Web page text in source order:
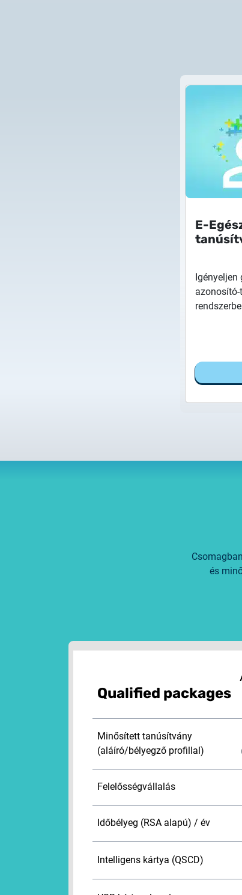
E-
Igényeljen
és
Qualified packages
Minősített tanúsítvány
(aláíró/bélyegző profillal)
Felelősségvállalás
Időbélyeg (RSA alapú) / év
Intelligens kártya (QSCD)